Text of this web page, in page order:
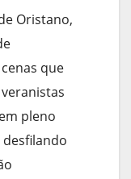
Oristano,
que
pleno